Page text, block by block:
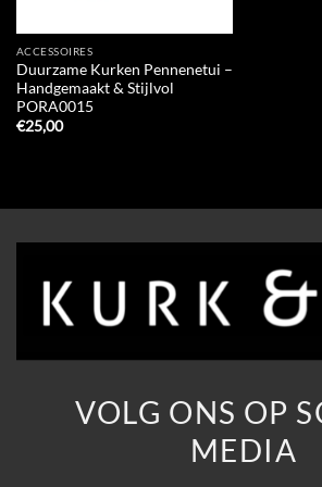
ACCESSOIRES
Duurzame Kurken Pennenetui –
Handgemaakt & Stijlvol
PORA0015
€25,00
VOLG ONS OP
MEDIA